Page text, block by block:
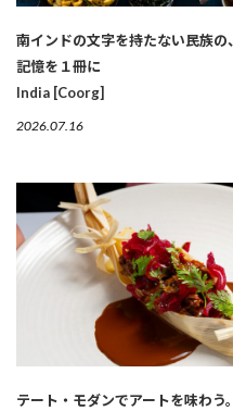
南インドの文字を持たない民族の
記憶を１冊に
India [Coorg]
2026.07.16
テート・モダンでアートを味わう